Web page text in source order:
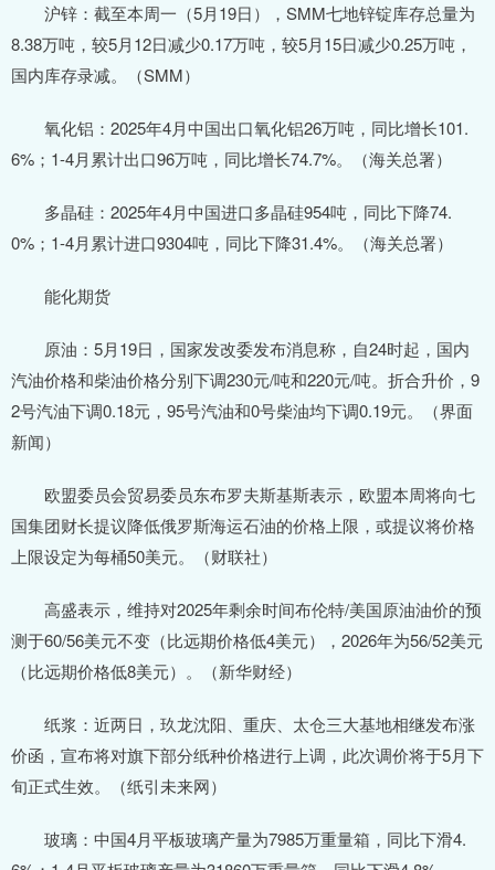
沪锌：截至本周一（5月19日），SMM七地锌锭库存总量为
8.38万吨，较5月12日减少0.17万吨，较5月15日减少0.25万吨，
国内库存录减。（SMM）
氧化铝：2025年4月中国出口氧化铝26万吨，同比增长101.
6%；1-4月累计出口96万吨，同比增长74.7%。（海关总署）
多晶硅：2025年4月中国进口多晶硅954吨，同比下降74.
0%；1-4月累计进口9304吨，同比下降31.4%。（海关总署）
能化期货
原油：5月19日，国家发改委发布消息称，自24时起，国内
汽油价格和柴油价格分别下调230元/吨和220元/吨。折合升价，9
2号汽油下调0.18元，95号汽油和0号柴油均下调0.19元。（界面
新闻）
欧盟委员会贸易委员东布罗夫斯基斯表示，欧盟本周将向七
国集团财长提议降低俄罗斯海运石油的价格上限，或提议将价格
上限设定为每桶50美元。（财联社）
高盛表示，维持对2025年剩余时间布伦特/美国原油油价的预
测于60/56美元不变（比远期价格低4美元），2026年为56/52美元
（比远期价格低8美元）。（新华财经）
纸浆：近两日，玖龙沈阳、重庆、太仓三大基地相继发布涨
价函，宣布将对旗下部分纸种价格进行上调，此次调价将于5月下
旬正式生效。（纸引未来网）
玻璃：中国4月平板玻璃产量为7985万重量箱，同比下滑4.